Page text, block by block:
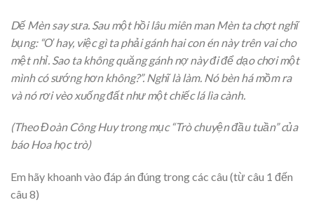
Dế Mèn say sưa. Sau một hồi lâu miên man Mèn ta chợt nghĩ
bụng: “Ơ hay, việc gì ta phải gánh hai con én này trên vai cho
mệt nhỉ. Sao ta không quăng gánh nợ này đi để dạo chơi một
mình có sướng hơn không?”. Nghĩ là làm. Nó bèn há mồm ra
và nó rơi vèo xuống đất như một chiếc lá lìa cành.
(Theo Đoàn Công Huy trong mục “Trò chuyện đầu tuần” của
báo Hoa học trò)
Em hãy khoanh vào đáp án đúng trong các câu (từ câu 1 đến
câu 8)